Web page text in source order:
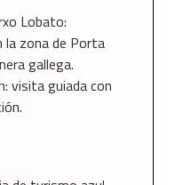
Lobato:
zona de Porta
gallega.
visita guiada con